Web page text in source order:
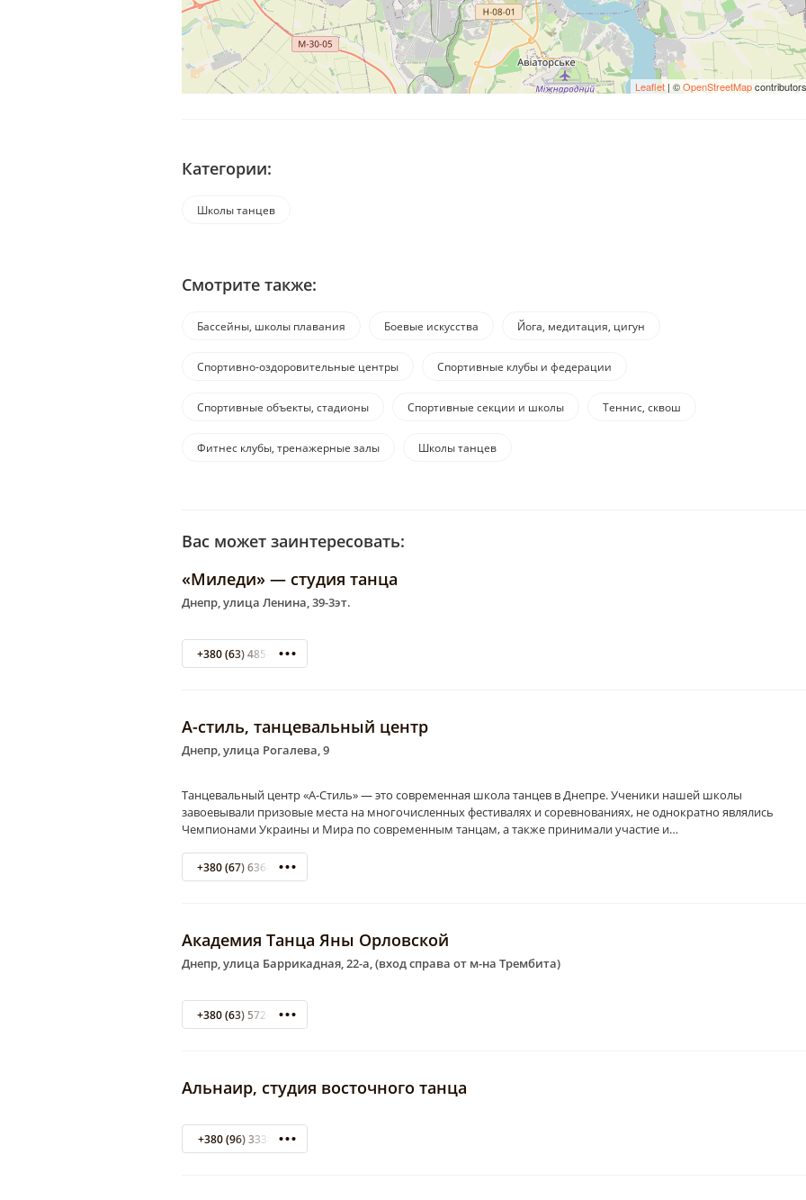
Leaflet | ©OpenStreetMapcontributors
Категории:
Школы танцев
Смотрите также:
Бассейны, школы плавания Боевые искусства Йога, медитация, цигун
Спортивно-оздоровительные центры Спортивные клубы и федерации
Спортивные объекты, стадионы Спортивные секции и школы Теннис, сквош
Фитнес клубы, тренажерные залы Школы танцев
Вас может заинтересовать:
«Миледи» — студия танца
Днепр, улица Ленина, 39-3эт.
+380 (63) 485-59-18
А-стиль, танцевальный центр
Днепр, улица Рогалева, 9
Танцевальный центр «А-Стиль» — это современная школа танцев в Днепре. Ученики нашей школы
завоевывали призовые места на многочисленных фестивалях и соревнованиях, не однократно являлись
Чемпионами Украины и Мира по современным танцам, а также принимали участие и…
+380 (67) 636-49-00
Академия Танца Яны Орловской
Днепр, улица Баррикадная, 22-а, (вход справа от м-на Трембита)
+380 (63) 572-21-46
Альнаир, студия восточного танца
+380 (96) 3338203